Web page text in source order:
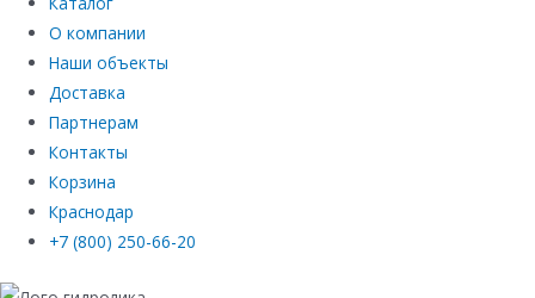
О компании
Наши объекты
Доставка
Партнерам
Контакты
Корзина
Краснодар
+7 (800) 250-66-20